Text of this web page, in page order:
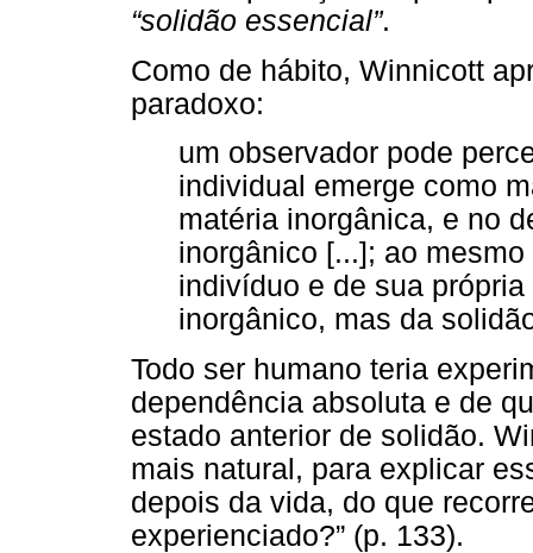
“solidão essencial”.
Como de hábito, Winnicott
paradoxo:
um observador pode
individual emerge como
matéria inorgânica, e no
inorgânico [...]; ao
indivíduo e de sua
inorgânico, mas da
Todo ser humano teria
dependência absoluta e de
estado anterior de solidão.
mais natural, para explicar
depois da vida, do que
experienciado?” (p. 133).